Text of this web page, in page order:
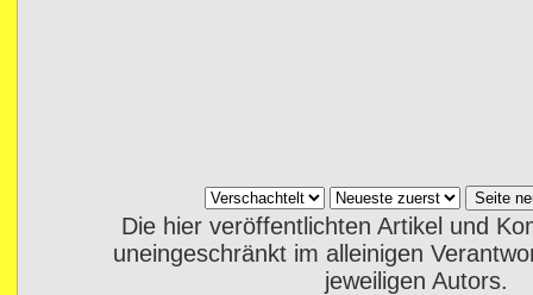
Die hier veröffentlichten Artikel und
uneingeschränkt im alleinigen
jeweiligen Autors.